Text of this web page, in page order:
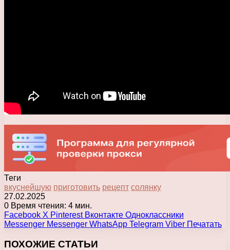
Теги
вкуснейшую приготовить рецепт солянку
27.02.2025
0 Время чтения: 4 мин.
Facebook X Pinterest Вконтакте Одноклассники
Messenger Messenger WhatsApp Telegram Viber Печатать
ПОХОЖИЕ СТАТЬИ